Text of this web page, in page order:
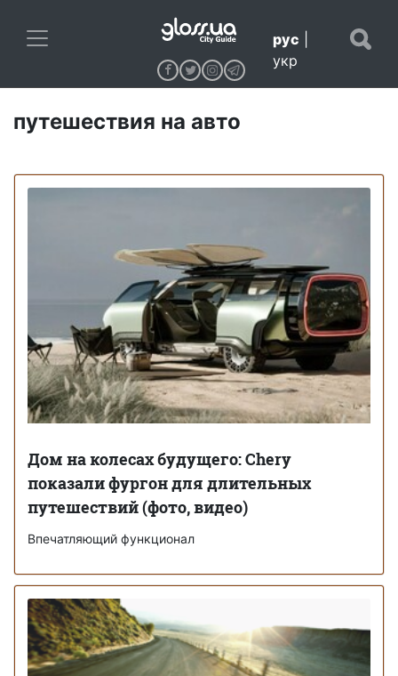
рус
укр
путешествия на авто
Дом на колесах будущего: Chery
показали фургон для длительных
путешествий (фото, видео)
Впечатляющий функционал